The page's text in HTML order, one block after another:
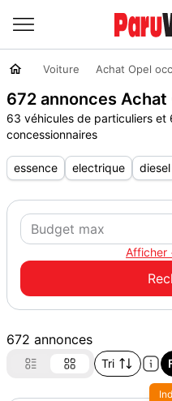
Voiture Achat Opel
672 annonces
63 véhicules de particuliers
concessionnaires
essence electrique diesel
Afficher
672 annonces
Tri